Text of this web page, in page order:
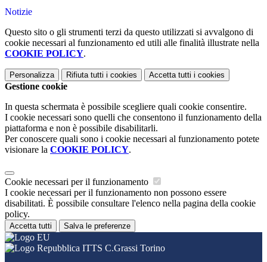
Notizie
Questo sito o gli strumenti terzi da questo utilizzati si avvalgono di
cookie necessari al funzionamento ed utili alle finalità illustrate nella
COOKIE POLICY.
Personalizza Rifiuta tutti i cookies Accetta tutti i cookies
Gestione cookie
In questa schermata è possibile scegliere quali cookie consentire.
I cookie necessari sono quelli che consentono il funzionamento della
piattaforma e non è possibile disabilitarli.
Per conoscere quali sono i cookie necessari al funzionamento potete
visionare la COOKIE POLICY.
Cookie necessari per il funzionamento
I cookie necessari per il funzionamento non possono essere
disabilitati. È possibile consultare l'elenco nella pagina della cookie
policy.
Accetta tutti Salva le preferenze
ITTS C.Grassi Torino